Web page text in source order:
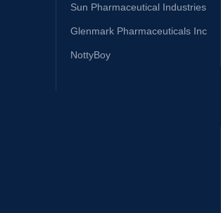
Sun Pharmaceutical Industries
Glenmark Pharmaceuticals Inc
NottyBoy